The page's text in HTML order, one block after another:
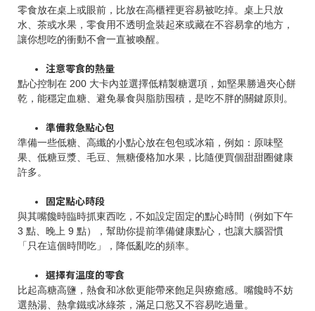
零食放在桌上或眼前，比放在高櫃裡更容易被吃掉。桌上只放
水、茶或水果，零食用不透明盒裝起來或藏在不容易拿的地方，
讓你想吃的衝動不會一直被喚醒。
注意零食的熱量
點心控制在 200 大卡內並選擇低精製糖選項，如堅果勝過夾心餅
乾，能穩定血糖、避免暴食與脂肪囤積，是吃不胖的關鍵原則。
準備救急點心包
準備一些低糖、高纖的小點心放在包包或冰箱，例如：原味堅
果、低糖豆漿、毛豆、無糖優格加水果，比隨便買個甜甜圈健康
許多。
固定點心時段
與其嘴饞時臨時抓東西吃，不如設定固定的點心時間（例如下午
3 點、晚上 9 點），幫助你提前準備健康點心，也讓大腦習慣
「只在這個時間吃」，降低亂吃的頻率。
選擇有溫度的零食
比起高糖高鹽，熱食和冰飲更能帶來飽足與療癒感。嘴饞時不妨
選熱湯、熱拿鐵或冰綠茶，滿足口慾又不容易吃過量。